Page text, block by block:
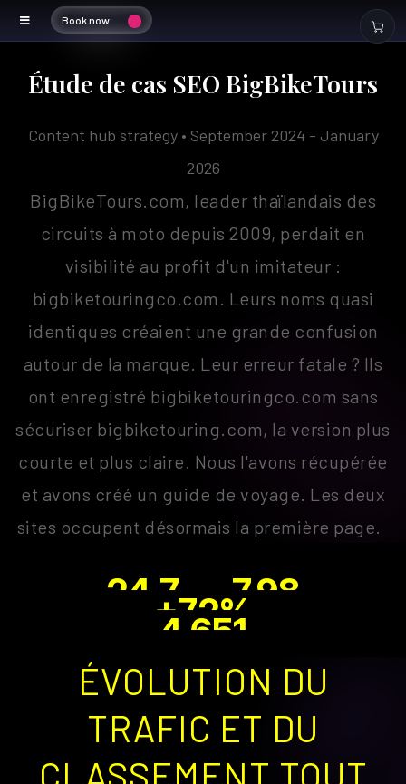
Book now
Big Bike Tours
Étude de cas SEO BigBikeTours
Content hub strategy • September 2024 - January
2026
BigBikeTours.com, leader thaïlandais des
circuits à moto depuis 2009, perdait en
visibilité au profit d'un imitateur :
bigbiketouringco.com. Leurs noms quasi
identiques créaient une grande confusion
autour de la marque. Leur erreur fatale ? Ils
ont enregistré bigbiketouringco.com sans
sécuriser bigbiketouring.com, la version plus
courte et plus claire. Nous l'avons récupérée
et avons créé un guide de voyage. Les deux
sites occupent désormais la première page.
24.7 → 7.98
AVERAGE POSITION
68% improvement across all keywords
+72%
DAILY IMPRESSIONS
From 3,133 to 5,382 impressions per day
4,651
ÉVOLUTION DU
TRAFIC ET DU
CLASSEMENT TOUT